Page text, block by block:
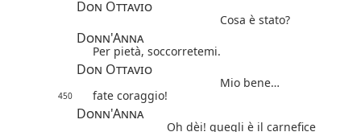
Don Ottavio
Cosa è stato?
Donn'Anna
Per pietà, soccorretemi.
Don Ottavio
Mio bene…
450 fate coraggio!
Donn'Anna
Oh dèi! quegli è il carnefice